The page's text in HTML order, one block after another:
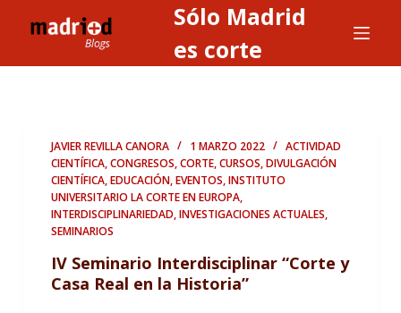
l
Sólo Madrid
es corte
JAVIER REVILLA CANORA 1 MARZO 2022
ACTIVIDAD
CIENTÍFICA,CONGRESOS,CORTE,CURSOS,DIVULGACIÓN
CIENTÍFICA,EDUCACIÓN,EVENTOS,INSTITUTO
UNIVERSITARIO LA CORTE EN EUROPA,
INTERDISCIPLINARIEDAD,INVESTIGACIONES ACTUALES,
SEMINARIOS
IV Seminario Interdisciplinar “Corte y
Casa Real en la Historia”